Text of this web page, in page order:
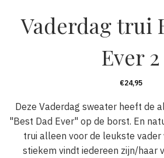
Vaderdag trui
Ever 2
€24,95
Deze Vaderdag sweater heeft de
"Best Dad Ever" op de borst. En
trui alleen voor de leukste vader
stiekem vindt iedereen zijn/haar